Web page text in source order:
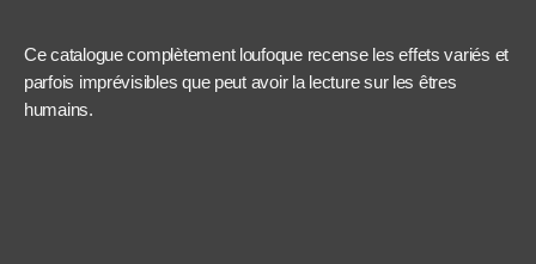
Ce catalogue complètement loufoque recense les effets variés et
parfois imprévisibles que peut avoir la lecture sur les êtres
humains.